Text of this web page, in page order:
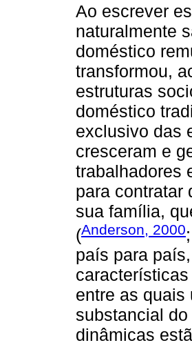
Ao escrever
naturalmente
doméstico
transformou,
estruturas
doméstico
exclusivo das
cresceram e
trabalhadores
para contratar
sua família,
(Anderson, 2000;
país para
entre as quais
substancial
dinâmicas